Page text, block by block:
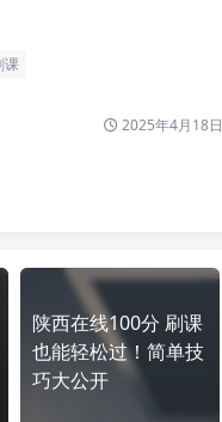
课
2025年4月18日
陕西在线100分 刷课
也能轻松过！简单技
巧大公开